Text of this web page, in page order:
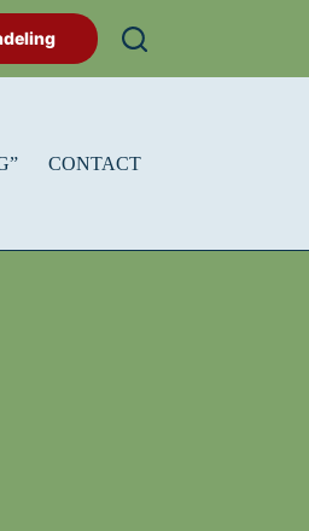
CONTACT